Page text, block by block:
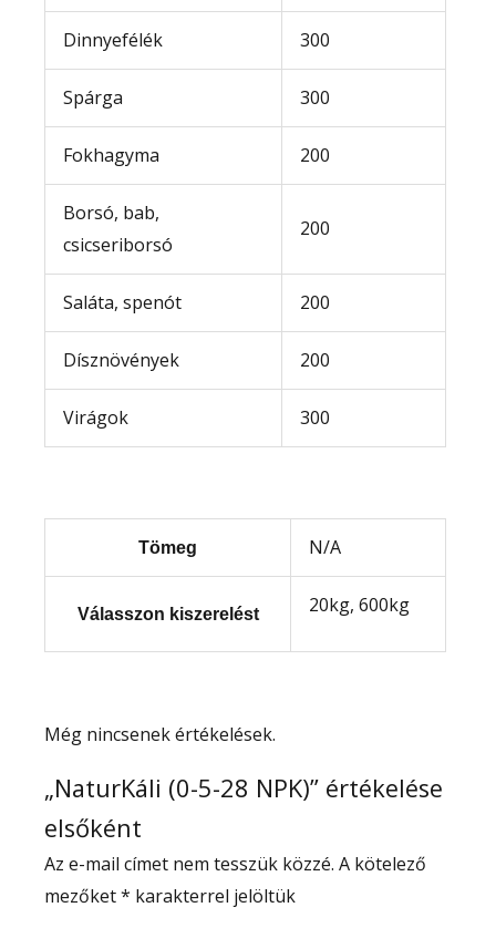
Dinnyefélék 300
Spárga 300
Fokhagyma 200
Borsó, bab,
csicseriborsó
200
Saláta, spenót 200
Dísznövények 200
Virágok 300
Tömeg N/A
Válasszon kiszerelést 20kg, 600kg
Még nincsenek értékelések.
„NaturKáli (0-5-28 NPK)” értékelése
elsőként
Az e-mail címet nem tesszük közzé. A kötelező
mezőket* karakterrel jelöltük